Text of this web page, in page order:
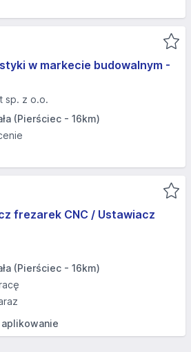
w markecie budowalnym -
sp. z o.o.
(Pierściec - 16km)
frezarek CNC / Ustawiacz
(Pierściec - 16km)